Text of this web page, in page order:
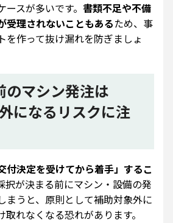
スが多いです。 書類不足や不備
受理されないこともあるため、事
を作って抜け漏れを防ぎましょ
のマシン発注は
になるリスクに注
交付決定を受けてから着手」するこ
択が決まる前にマシン・設備の発
まうと、原則として補助対象外に
れなくなる恐れがあります。